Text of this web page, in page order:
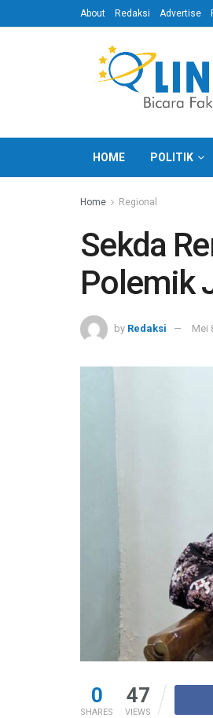
About Redaksi Advertise
HOME POLITIK
Home Regional
Sekda
Polemik
by Redaksi Mei
0
SHARES
47
VIEWS